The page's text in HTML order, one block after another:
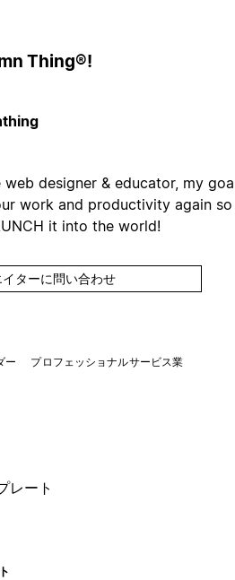
Thing®!
web designer & educator, my
work and productivity again so
it into the world!
イターに問い合わせ
ー
プロフェッショナルサービス業
レート